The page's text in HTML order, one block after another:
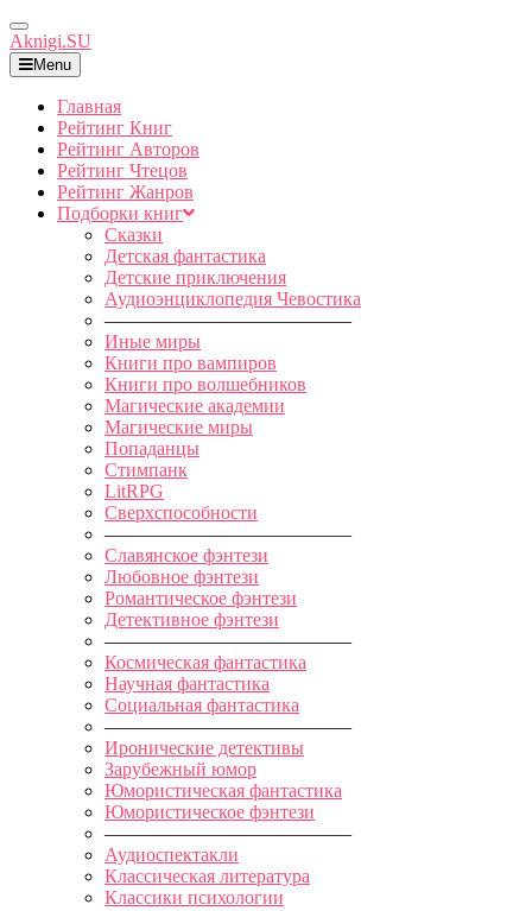
Toggle
Navigation
Aknigi.SU
Menu
Главная
Рейтинг Книг
Рейтинг Авторов
Рейтинг Чтецов
Рейтинг Жанров
Подборки книг
Сказки
Детская фантастика
Детские приключения
Аудиоэнциклопедия Чевостика
—————————————
Иные миры
Книги про вампиров
Книги про волшебников
Магические академии
Магические миры
Попаданцы
Стимпанк
LitRPG
Сверхспособности
—————————————
Славянское фэнтези
Любовное фэнтези
Романтическое фэнтези
Детективное фэнтези
—————————————
Космическая фантастика
Научная фантастика
Социальная фантастика
—————————————
Иронические детективы
Зарубежный юмор
Юмористическая фантастика
Юмористическое фэнтези
—————————————
Аудиоспектакли
Классическая литература
Классики психологии